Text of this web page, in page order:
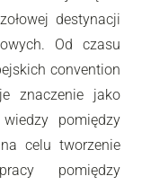
destynacji
Od czasu
convention
znaczenie jako
pomiędzy
celu tworzenie
pomiędzy